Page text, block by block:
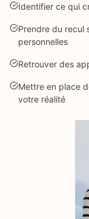
Identifier ce qui
Prendre du recul
personnelles
Retrouver des
Mettre en place
votre réalité